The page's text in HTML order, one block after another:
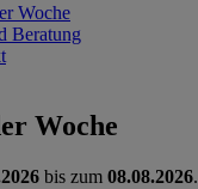
Woche
Beratung
Woche
bis zum 08.08.2026.